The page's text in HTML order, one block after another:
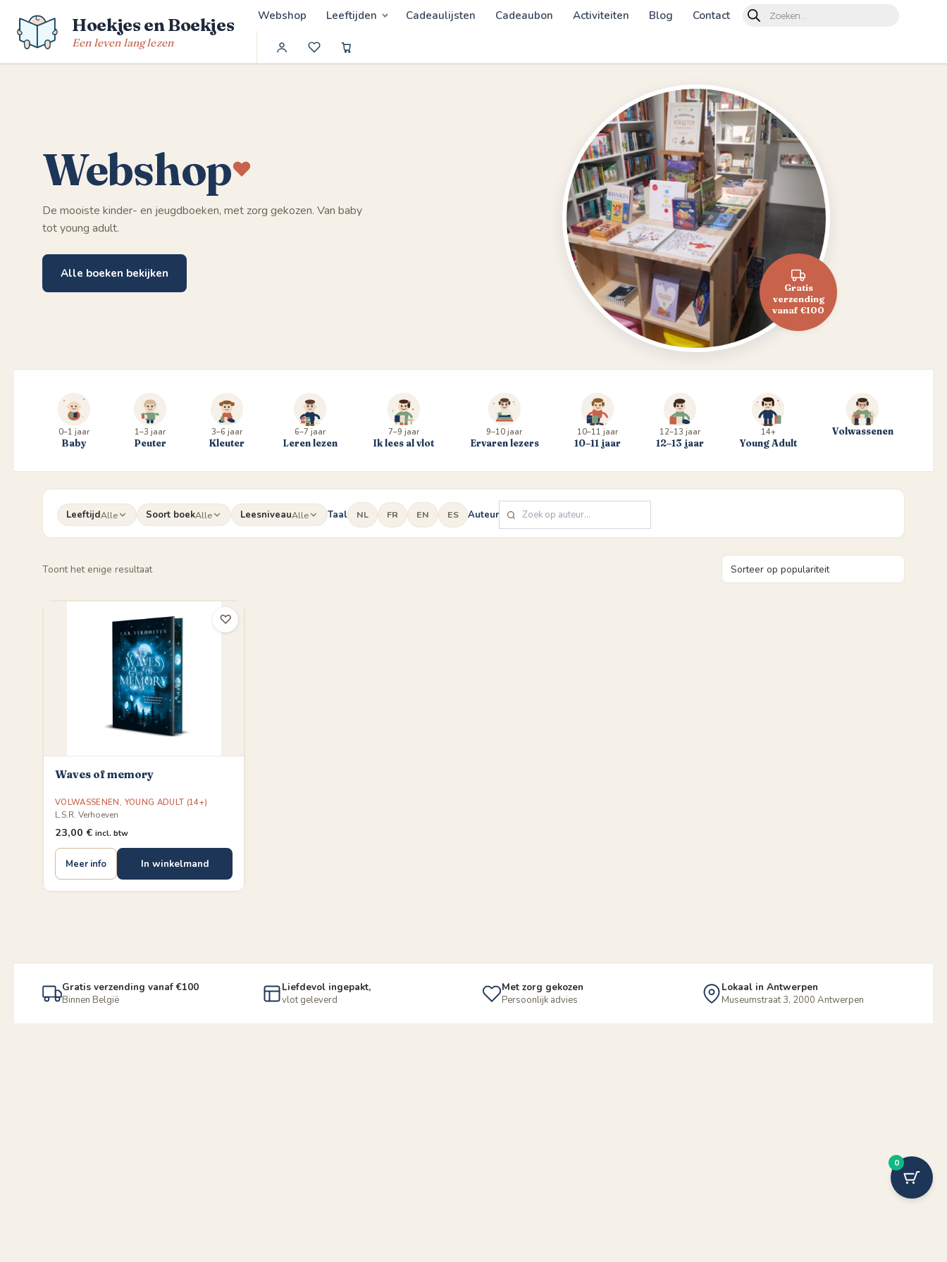
naar
inhoud
Hoekjes en Boekjes
Een leven lang lezen
Webshop Leeftijden Cadeaulijsten Cadeaubon Activiteiten Blog Contact
Products
search
Webshop
De mooiste kinder- en jeugdboeken, met zorg gekozen. Van baby
tot young adult.
Alle boeken bekijken
Gratis
verzending
vanaf €100
0–1 jaar
Baby
1–3 jaar
Peuter
3–6 jaar
Kleuter
6–7 jaar
Leren lezen
7–9 jaar
Ik lees al vlot
9–10 jaar
Ervaren lezers
10–11 jaar
10–11 jaar
12–13 jaar
12–13 jaar
14+
Young Adult
Volwassenen
LeeftijdAlle Soort boekAlle LeesniveauAlle Taal NL FR EN ES Auteur
Toont het enige resultaat
Waves of memory
VOLWASSENEN, YOUNG ADULT (14+)
L.S.R. Verhoeven
23,00 € incl. btw
Meer info In winkelmand
♡
Gratis verzending vanaf €100
Binnen België
Liefdevol ingepakt,
vlot geleverd
Met zorg gekozen
Persoonlijk advies
Lokaal in Antwerpen
Museumstraat 3, 2000 Antwerpen
0